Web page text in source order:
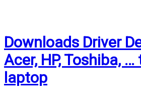
Downloads Driver
Acer, HP, Toshiba,
laptop